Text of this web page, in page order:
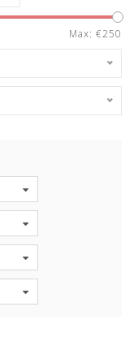
Max: €250